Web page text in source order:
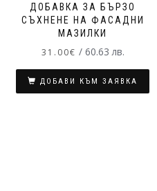
ДОБАВКА ЗА БЪРЗО
СЪХНЕНЕ НА ФАСАДНИ
МАЗИЛКИ
31.00€ / 60.63 лв.
ДОБАВИ КЪМ ЗАЯВКА